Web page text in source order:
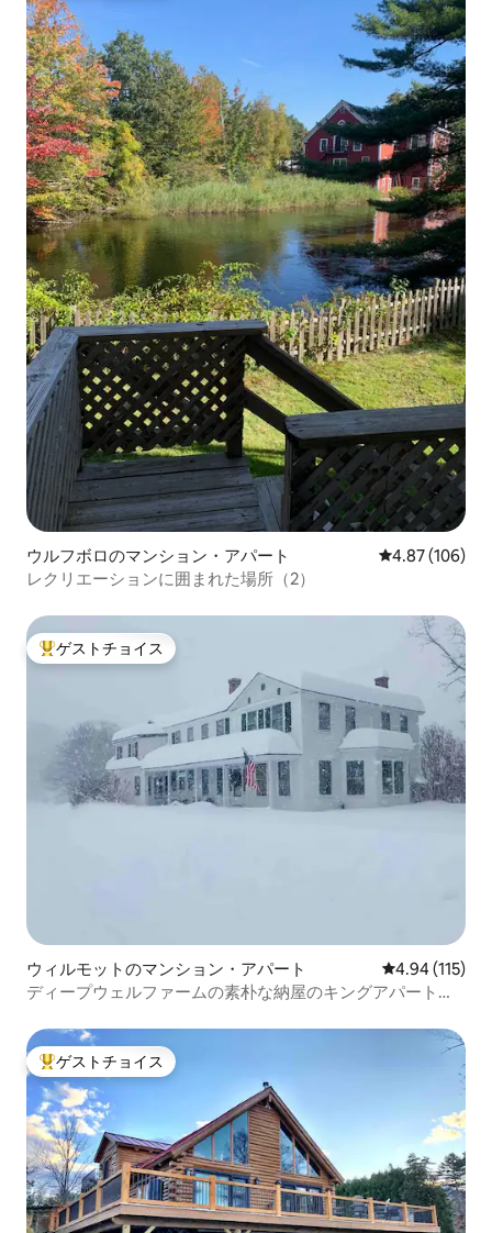
ウルフボロのマンション・アパート レビュー106
4.87 (106)
レクリエーションに囲まれた場所（2）
大好評のゲストチョイスです。
ゲストチョイス
ウィルモットのマンション・アパート レビュー115
4.94 (115)
ディープウェルファームの素朴な納屋のキングアパート（2
大好評のゲストチョイスです。
ゲストチョイス